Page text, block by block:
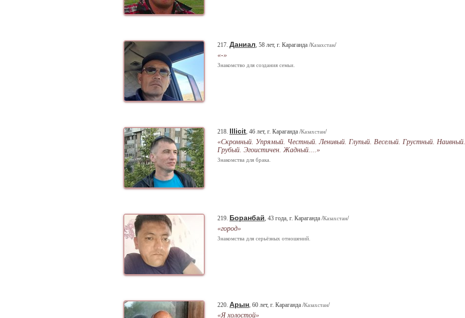
217. Даниал, 58 лет, г. Караганда /Казахстан/
«-»
Знакомство для создания семьи.
218. Illicit, 46 лет, г. Караганда /Казахстан/
«Скромный. Упрямый. Честный. Ленивый. Глупый. Веселый. Грустный. Наивный.
Грубый. Эгоистичен. Жадный....»
Знакомства для брака.
219. Боранбай, 43 года, г. Караганда /Казахстан/
«город»
Знакомства для серьёзных отношений.
220. Арын, 60 лет, г. Караганда /Казахстан/
«Я холостой»